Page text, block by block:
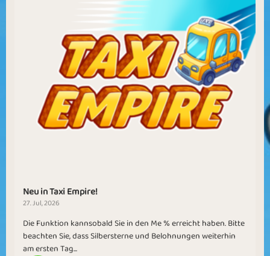
Neu in Taxi Empire!
27. Jul, 2026
Die Funktion kannsobald Sie in den Me % erreicht haben. Bitte
beachten Sie, dass Silbersterne und Belohnungen weiterhin
am ersten Tag...